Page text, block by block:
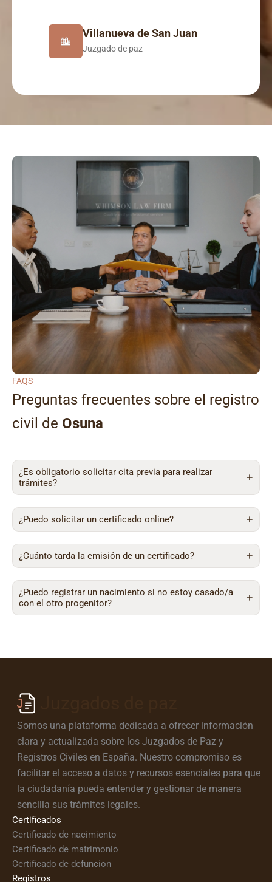
Villanueva de San Juan
Juzgado de paz
FAQS
Preguntas frecuentes sobre el registro
civil de Osuna
¿Es obligatorio solicitar cita previa para realizar
trámites?
¿Puedo solicitar un certificado online?
¿Cuánto tarda la emisión de un certificado?
¿Puedo registrar un nacimiento si no estoy casado/a
con el otro progenitor?
Somos una plataforma dedicada a ofrecer información
clara y actualizada sobre los Juzgados de Paz y
Registros Civiles en España. Nuestro compromiso es
facilitar el acceso a datos y recursos esenciales para que
la ciudadanía pueda entender y gestionar de manera
sencilla sus trámites legales.
Certificados
Certificado de nacimiento
Certificado de matrimonio
Certificado de defuncion
Registros